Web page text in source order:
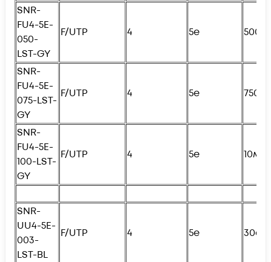
SNR-
FU4-5E-
050-
LST-GY
F/UTP 4 5e
SNR-
FU4-5E-
075-LST-
GY
F/UTP 4 5e
SNR-
FU4-5E-
100-LST-
GY
F/UTP 4 5e 10м
SNR-
UU4-5E-
003-
LST-BL
F/UTP 4 5e 30см